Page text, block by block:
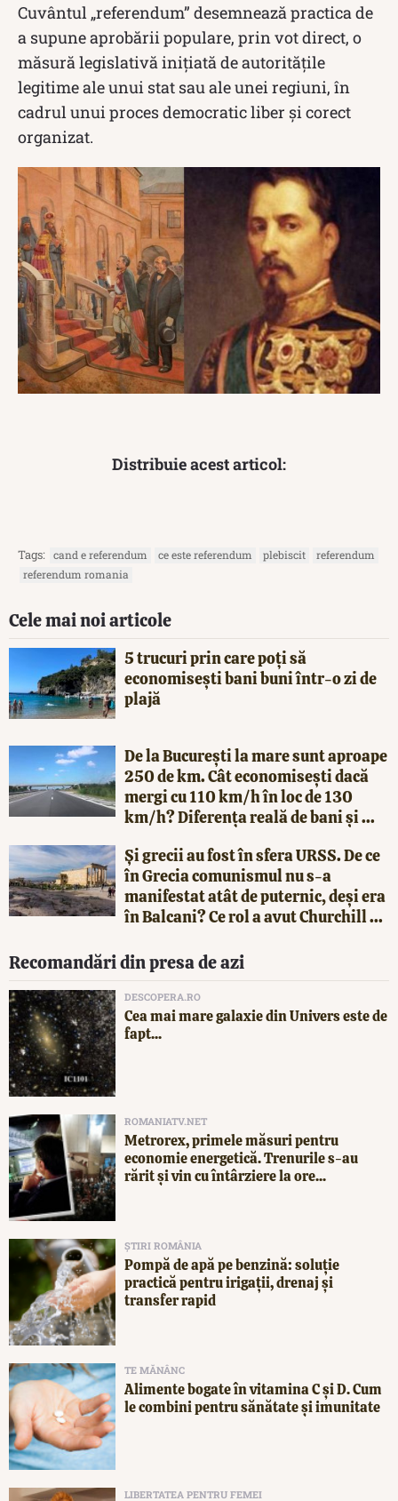
Cuvântul „referendum” desemnează practica de
a supune aprobării populare, prin vot direct, o
măsură legislativă inițiată de autoritățile
legitime ale unui stat sau ale unei regiuni, în
cadrul unui proces democratic liber și corect
organizat.
Distribuie acest articol:
Tags: cand e referendum ce este referendum plebiscit
referendum
referendum romania
Cele mai noi articole
5 trucuri prin care poți să
economisești bani buni într-o zi de
plajă
De la București la mare sunt aproape
250 de km. Cât economisești dacă
mergi cu 110 km/h în loc de 130
km/h? Diferența reală de bani și ...
Și grecii au fost în sfera URSS. De ce
în Grecia comunismul nu s-a
manifestat atât de puternic, deși era
în Balcani? Ce rol a avut Churchill ...
Recomandări din presa de azi
DESCOPERA.RO
Cea mai mare galaxie din Univers este de
fapt...
ROMANIATV.NET
Metrorex, primele măsuri pentru
economie energetică. Trenurile s-au
rărit și vin cu întârziere la ore...
ȘTIRI ROMÂNIA
Pompă de apă pe benzină: soluție
practică pentru irigații, drenaj și
transfer rapid
TE MĂNÂNC
Alimente bogate în vitamina C și D. Cum
le combini pentru sănătate și imunitate
LIBERTATEA PENTRU FEMEI